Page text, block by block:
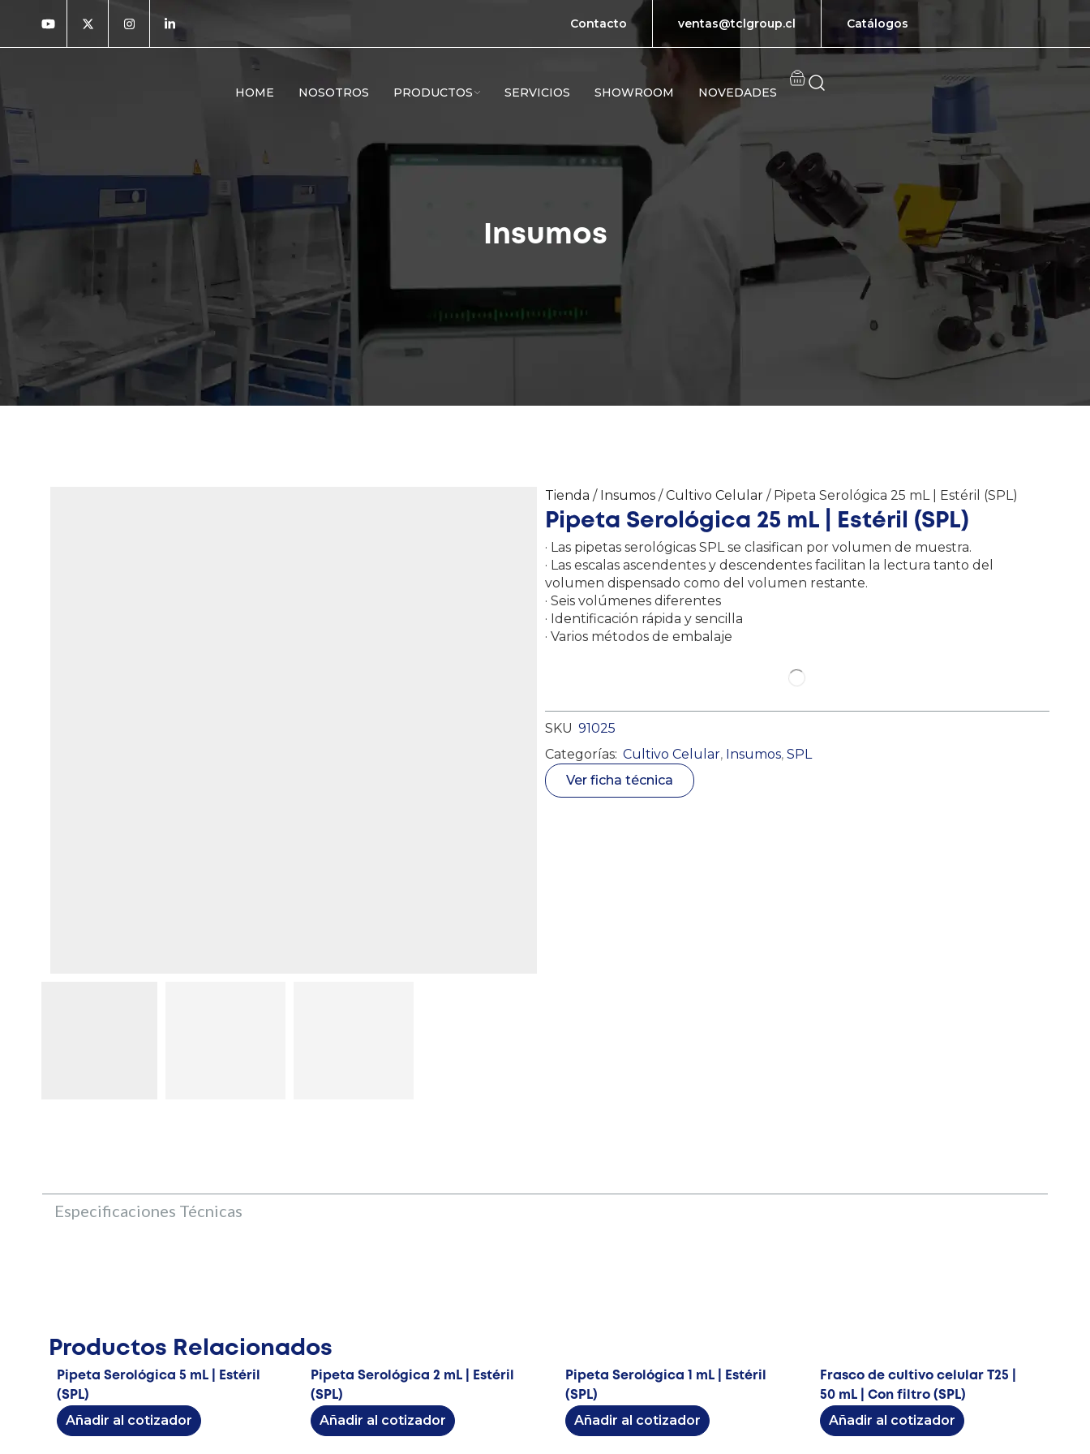
Contacto ventas@tclgroup.cl Catálogos
HOME NOSOTROS PRODUCTOS SERVICIOS SHOWROOM NOVEDADES
Insumos
Tienda / Insumos /Cultivo Celular / Pipeta Serológica 25 mL | Estéril (SPL)
Pipeta Serológica 25 mL | Estéril (SPL)
· Las pipetas serológicas SPL se clasifican por volumen de muestra.
· Las escalas ascendentes y descendentes facilitan la lectura tanto del
volumen dispensado como del volumen restante.
· Seis volúmenes diferentes
· Identificación rápida y sencilla
· Varios métodos de embalaje
SKU 91025
Categorías: Cultivo Celular, Insumos, SPL
Ver ficha técnica
Especificaciones Técnicas
Productos Relacionados
Pipeta Serológica 5 mL | Estéril
(SPL)
Añadir al cotizador
Pipeta Serológica 2 mL | Estéril
(SPL)
Añadir al cotizador
Pipeta Serológica 1 mL | Estéril
(SPL)
Añadir al cotizador
Frasco de cultivo celular T25 |
50 mL | Con filtro (SPL)
Añadir al cotizador